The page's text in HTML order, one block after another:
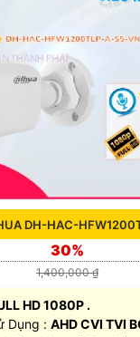
DH-HAC-
30%
1,400,000 ₫
HD 1080P .
Dụng : AHD CVI TVI